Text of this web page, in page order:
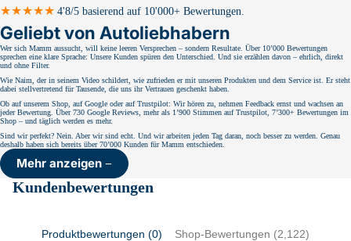
★★★★★ 4'8/5 basierend auf 10'000+ Bewertungen.
Geliebt von Autoliebhabern
Wer sich Mamm aussucht, will keine leeren Versprechen – sondern Resultate. Über 10’000 Bewertungen
sprechen eine klare Sprache: Unsere Kunden spüren den Unterschied. Und sie erzählen davon – ehrlich, direkt
und ohne Filter.
Wie Naim, der in seinem Video schildert, wie zufrieden er mit unseren Produkten und dem Service ist. Er steht
dabei stellvertretend für Tausende, die uns ihr Vertrauen geschenkt haben.
Ob auf unserem Shop, auf Google oder auf Trustpilot: Wir hören zu, nehmen Feedback ernst und wachsen an
jeder Bewertung. Über 730 Google Reviews, mehr als 1’900 Stimmen auf Trustpilot, 7’300+ Bewertungen im
Shop – und täglich werden es mehr.
Sind wir perfekt? Nein. Aber wir sind echt. Und wir arbeiten jeden Tag daran, noch besser zu werden. Genau
deshalb haben sich bereits über 70’000 Kunden für Mamm entschieden.
Mehr anzeigen
Kundenbewertungen
Produktbewertungen (0) Shop-Bewertungen (2,122)